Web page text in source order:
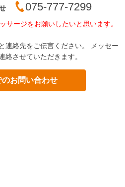
075-777-7299
サージをお願いしたいと思います。
連絡先をご伝言ください。 メッセー
絡させていただきます。
のお問い合わせ